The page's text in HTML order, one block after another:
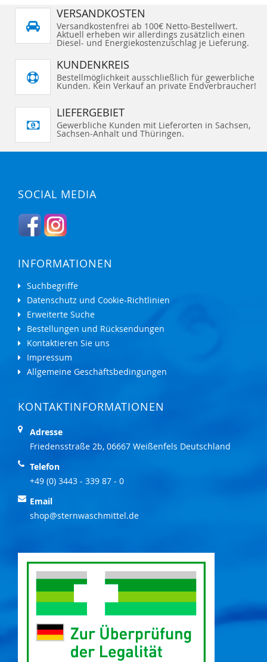
VERSANDKOSTEN
Versandkostenfrei ab 100€ Netto-Bestellwert.
Aktuell erheben wir allerdings zusätzlich einen
Diesel- und Energiekostenzuschlag je Lieferung.
KUNDENKREIS
Bestellmöglichkeit ausschließlich für gewerbliche
Kunden. Kein Verkauf an private Endverbraucher!
LIEFERGEBIET
Gewerbliche Kunden mit Lieferorten in Sachsen,
Sachsen-Anhalt und Thüringen.
SOCIAL MEDIA
INFORMATIONEN
Suchbegriffe
Datenschutz und Cookie-Richtlinien
Erweiterte Suche
Bestellungen und Rücksendungen
Kontaktieren Sie uns
Impressum
Allgemeine Geschäftsbedingungen
KONTAKTINFORMATIONEN
Adresse
Friedensstraße 2b, 06667 Weißenfels Deutschland
Telefon
+49 (0) 3443 - 339 87 - 0
Email
shop@sternwaschmittel.de